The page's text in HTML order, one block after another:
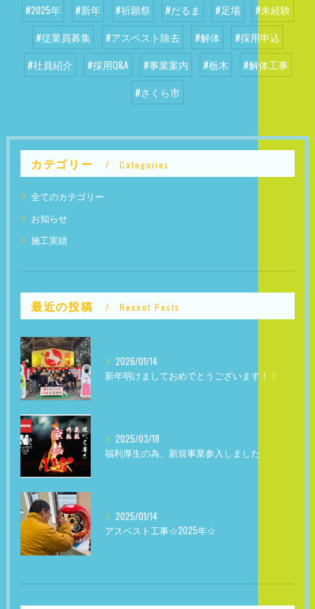
#2025年 #新年 #祈願祭 #だるま #足場
#未経験
#従業員募集
#アスベスト除去 #解体
#採用申込
#社員紹介
#採用Q&A #事業案内 #栃木
#解体工事
#さくら市
カテゴリー Categories
全てのカテゴリー
お知らせ
施工実績
最近の投稿 Recent Posts
2026/01/14
新年明けましておめでとうございます！！
2025/03/18
福利厚生の為、新規事業参入しました
2025/01/14
アスベスト工事☆2025年☆